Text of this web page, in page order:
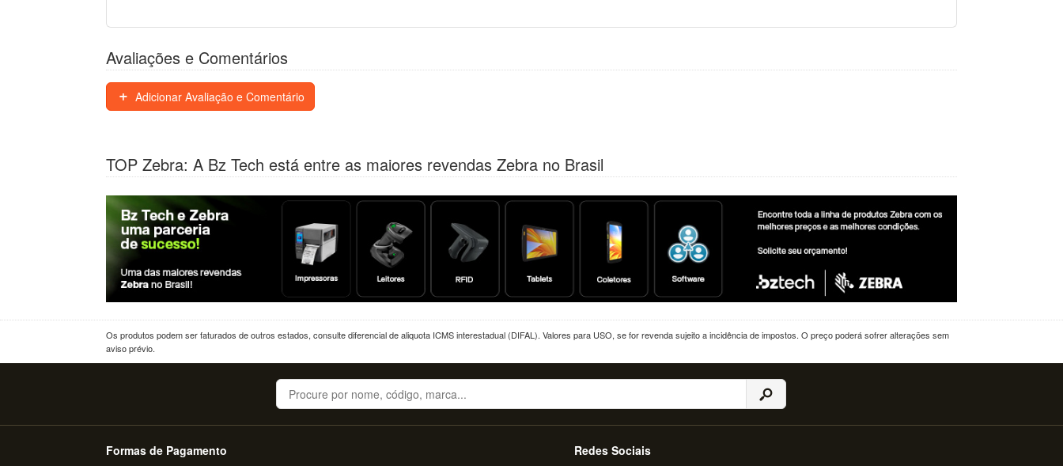
Avaliações e Comentários
Adicionar Avaliação e Comentário
TOP Zebra: A Bz Tech está entre as maiores revendas Zebra no Brasil
Os produtos podem ser faturados de outros estados, consulte diferencial de aliquota ICMS interestadual (DIFAL). Valores para USO, se for revenda sujeito a incidência de impostos. O preço poderá sofrer alterações sem
aviso prévio.
Buscar
Formas de Pagamento Redes Sociais